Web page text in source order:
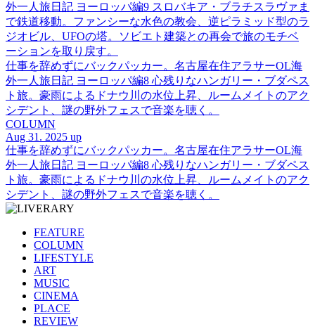
外一人旅日記 ヨーロッパ編9 スロバキア・ブラチスラヴァま
で鉄道移動。ファンシーな水色の教会、逆ピラミッド型のラ
ジオビル、UFOの塔。ソビエト建築との再会で旅のモチベ
ーションを取り戻す。
仕事を辞めずにバックパッカー。名古屋在住アラサーOL海
外一人旅日記 ヨーロッパ編8 心残りなハンガリー・ブダペス
ト旅。豪雨によるドナウ川の水位上昇、ルームメイトのアク
シデント、謎の野外フェスで音楽を聴く。
COLUMN
Aug 31. 2025 up
仕事を辞めずにバックパッカー。名古屋在住アラサーOL海
外一人旅日記 ヨーロッパ編8 心残りなハンガリー・ブダペス
ト旅。豪雨によるドナウ川の水位上昇、ルームメイトのアク
シデント、謎の野外フェスで音楽を聴く。
FEATURE
COLUMN
LIFESTYLE
ART
MUSIC
CINEMA
PLACE
REVIEW